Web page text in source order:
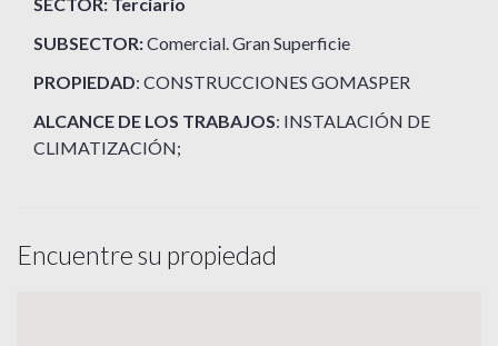
SUBSECTOR:Comercial. Gran Superficie
PROPIEDAD: CONSTRUCCIONES GOMASPER
ALCANCE DE LOS TRABAJOS: INSTALACIÓN DE
CLIMATIZACIÓN;
Encuentre su propiedad